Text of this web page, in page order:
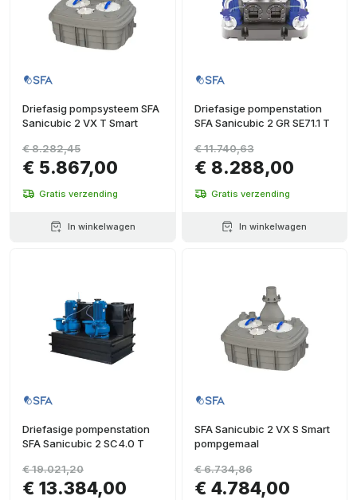
Driefasig pompsysteem SFA
Sanicubic 2 VX T Smart
€ 5.867,00
€ 8.282,45
Gratis verzending
In winkelwagen
Driefasige pompenstation
SFA Sanicubic 2 GR SE71.1 T
€ 8.288,00
€ 11.740,63
Gratis verzending
In winkelwagen
Driefasige pompenstation
SFA Sanicubic 2 SC4.0 T
€ 13.384,00
€ 19.021,20
SFA Sanicubic 2 VX S Smart
pompgemaal
€ 4.784,00
€ 6.734,86